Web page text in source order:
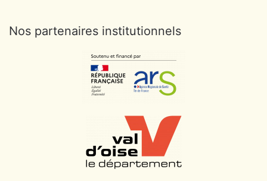
Nos partenaires institutionnels